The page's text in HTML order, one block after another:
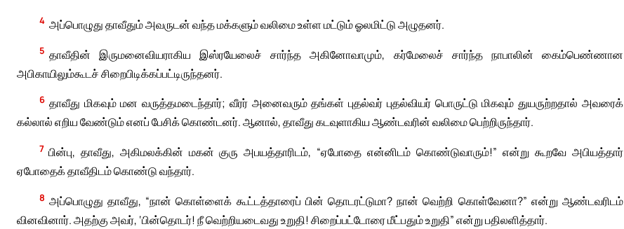
4 அப்பொழுது தாவீதும் அவருடன் வந்த மக்களும் வலிமை உள்ள மட்டும் ஓலமிட்டு அழுதனர்.
5 தாவீதின் இருமனைவியராகிய இஸ்ரயேலைச் சார்ந்த அகினோவாமும், கர்மேலைச் சார்ந்த நாபாலின் கைம்பெண்ணான
அபிகாயிலும்கூடச் சிறைபிடிக்கப்பட்டிருந்தனர்.
6 தாவீது மிகவும் மன வருத்தமடைந்தார்; வீரர் அனைவரும் தங்கள் புதல்வர் புதல்வியர் பொருட்டு மிகவும் துயருற்றதால் அவரைக்
கல்லால் எறிய வேண்டும் எனப் பேசிக் கொண்டனர். ஆனால், தாவீது கடவுளாகிய ஆண்டவரின் வலிமை பெற்றிருந்தார்.
7 பின்பு, தாவீது, அகிமலக்கின் மகன் குரு அபயத்தாரிடம், “ஏபோதை என்னிடம் கொண்டுவாரும்!” என்று கூறவே அபியத்தார்
ஏபோதைக் தாவீதிடம் கொண்டு வந்தார்.
8 அப்பொழுது தாவீது, “நான் கொள்ளைக் கூட்டத்தாரைப் பின் தொடரட்டுமா? நான் வெற்றி கொள்வேனா?” என்று ஆண்டவரிடம்
வினவினார். அதற்கு அவர், ‘பின்தொடர்! நீ வெற்றியடைவது உறுதி! சிறைப்பட்டோரை மீட்பதும் உறுதி” என்று பதிலளித்தார்.